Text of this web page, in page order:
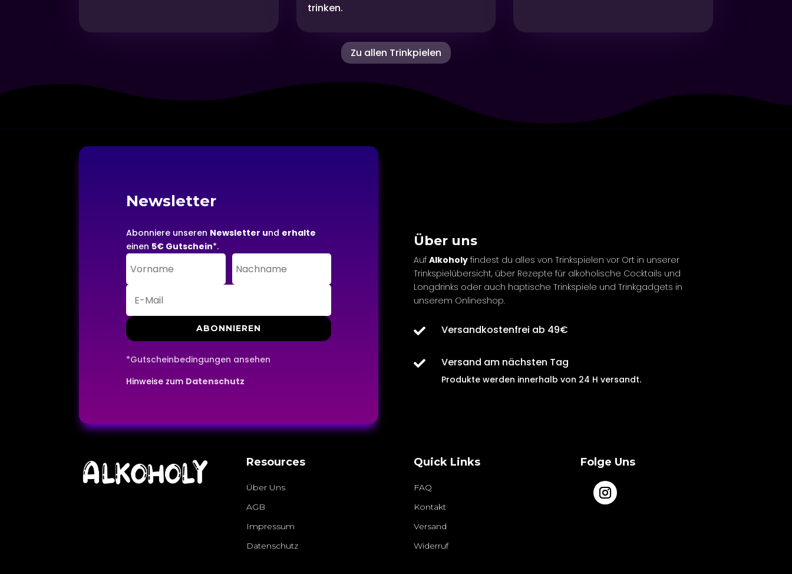
trinken.
Zu allen Trinkpielen
Newsletter
Abonniere unseren Newsletter und erhalte
einen 5€ Gutschein*.
ABONNIEREN
*Gutscheinbedingungen ansehen
Hinweise zum Datenschutz
Über uns
Auf Alkoholyfindest du alles von Trinkspielen vor Ort in unserer
Trinkspielübersicht, über Rezepte für alkoholische Cocktails und
Longdrinks oder auch haptische Trinkspiele und Trinkgadgets in
unserem Onlineshop.
 Versandkostenfrei ab 49€
 Versand am nächsten Tag
Produkte werden innerhalb von 24 H versandt.
Resources
Über Uns
AGB
Impressum
Datenschutz
Quick Links
FAQ
Kontakt
Versand
Widerruf
Folge Uns